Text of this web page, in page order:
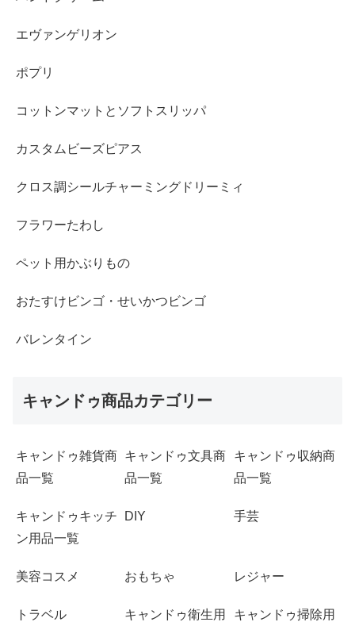
エヴァンゲリオン
ポプリ
コットンマットとソフトスリッパ
カスタムビーズピアス
クロス調シールチャーミングドリーミィ
フラワーたわし
ペット用かぶりもの
おたすけビンゴ・せいかつビンゴ
バレンタイン
キャンドゥ商品カテゴリー
キャンドゥ雑貨商
品一覧
キャンドゥ文具商
品一覧
キャンドゥ収納商
品一覧
キャンドゥキッチ
ン用品一覧
DIY 手芸
美容コスメ おもちゃ レジャー
トラベル
キャンドゥ衛生用
キャンドゥ掃除用